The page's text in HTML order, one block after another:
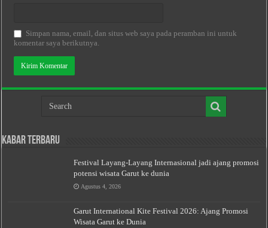
Simpan nama, email, dan situs web saya pada peramban ini untuk
komentar saya berikutnya.
Kabar Terbaru
Festival Layang-Layang Internasional jadi ajang promosi
potensi wisata Garut ke dunia
Agustus 4, 2026
Garut International Kite Festival 2026: Ajang Promosi
Wisata Garut ke Dunia